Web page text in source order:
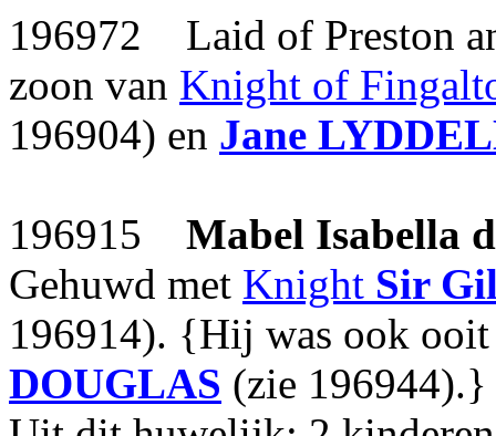
196972 Laid of Preston
zoon van Knight of
196904) en Jane
196915 Mabel Isabella
Gehuwd met Knight Sir
196914). {Hij was ook
DOUGLAS (zie 196944).}